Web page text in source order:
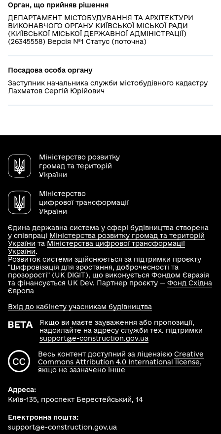
Орган, що прийняв рішення
ДЕПАРТАМЕНТ МІСТОБУДУВАННЯ ТА АРХІТЕКТУРИ
ВИКОНАВЧОГО ОРГАНУ КИЇВСЬКОЇ МІСЬКОЇ РАДИ
(КИЇВСЬКОЇ МІСЬКОЇ ДЕРЖАВНОЇ АДМІНІСТРАЦІЇ)
(26345558) Версія №1 Статус (поточна)
Посадова особа органу
Заступник начальника служби містобудівного кадастру
Лахматов Сергій Юрійович
Міністерство розвитку
громад та територій
України
Міністерство
цифрової трансформації
України
Єдина державна система у сфері будівництва створена
у співпраці Міністерства розвитку громад та територій
України та Міністерства цифрової трансформації
України.
Розвиток системи здійснюється за підтримки проєкту
"Цифровізація для зростання, доброчесності та
прозорості" (UK DIGIT), що виконується Фондом Євразія
та фінансується UK Dev. Партнер проєкту — Фонд Східна
Європа
Якщо ви маєте зауваження або пропозиції,
надсилайте на адресу служби тех. підтримки
support@e-construction.gov.ua
Весь контент доступний за ліцензією Creative
Commons Attribution 4.0 International license,
якщо не зазначено інше
Вхід до кабінету учасникам будівництва
Адреса:
Київ-135, проспект Берестейський, 14
Електронна пошта:
support@e-construction.gov.ua